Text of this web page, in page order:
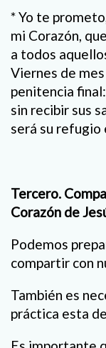
* Yo te
mi Corazón,
a todos
Viernes de
penitencia
sin recibir sus
será su
Tercero.
Corazón de
Podemos
compartir con
También es
práctica esta